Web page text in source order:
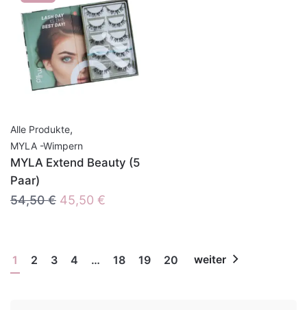
Alle Produkte,
MYLA -Wimpern
MYLA Extend Beauty (5
Paar)
54,50€ Ursprünglicher
54,50 €
45,50 €
45,50 €.
1 2 3 4 … 18 19 20 weiter